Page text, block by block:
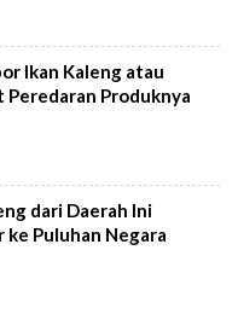
Ikan Kaleng atau
Peredaran Produknya
dari Daerah Ini
ke Puluhan Negara